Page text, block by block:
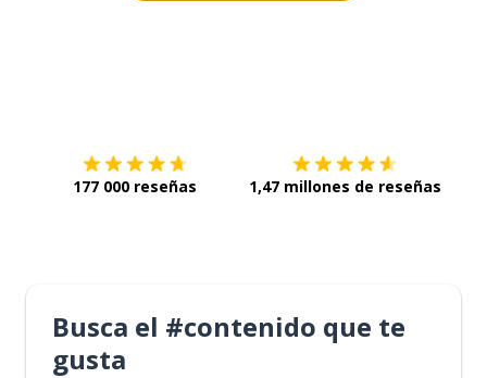
177 000 reseñas 1,47 millones de reseñas
Busca el #contenido que te
gusta